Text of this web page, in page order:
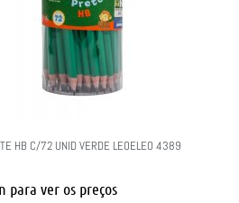
HB C/72 UNID VERDE LEOELEO 4389
para ver os preços